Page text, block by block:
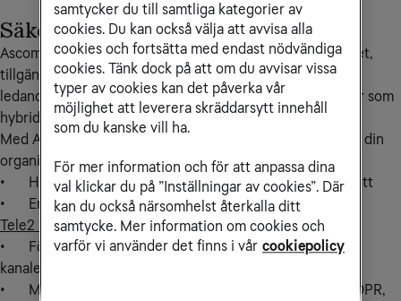
Säkert, flexibelt och framtidssäkert
Ascoms växellösning passar dig som behöver hög säkerhet,
tillgänglighet och påtlitlig funktion. Tjänsten bygger på
ledande plattformar och kan placeras lokalt, i molnet eller som
hybrid.
Med Ascom får du en lösning som alltid är anpassad efter din
organisations behov – med fördelar som:
•	Hög driftsäkerhet som står emot cyberhot och avbrott
•	Enkel och kostnadseffektiv administration med
Tele2 Service Online
•	Förbättrad kund- och medborgarkontakt med flera
kanaler, analys och AI-stöd
•	Maximal informationssäkerhet och efterlevnad av GDPR,
samtycker du till samtliga kategorier av
cookies. Du kan också välja att avvisa alla
cookies och fortsätta med endast nödvändiga
cookies. Tänk dock på att om du avvisar vissa
typer av cookies kan det påverka vår
möjlighet att leverera skräddarsytt innehåll
som du kanske vill ha.
För mer information och för att anpassa dina
val klickar du på ”Inställningar av cookies”. Där
kan du också närsomhelst återkalla ditt
samtycke. Mer information om cookies och
varför vi använder det finns i vår cookiepolicy